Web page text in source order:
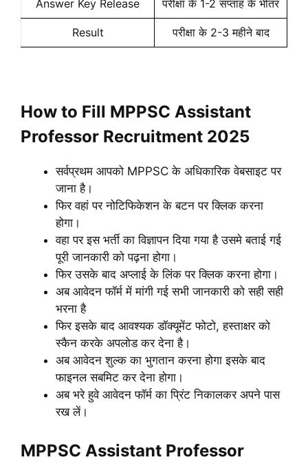
Answer Key Release परीक्षा के 1-2 सप्ताह के भीतर
Result परीक्षा के 2-3 महीने बाद
How to Fill MPPSC Assistant
Professor Recruitment 2025
सर्वप्रथम आपको MPPSC के अधिकारिक वेबसाइट पर
जाना है।
फिर वहां पर नोटिफिकेशन के बटन पर क्लिक करना
होगा।
वहा पर इस भर्ती का विज्ञापन दिया गया है उसमे बताई गई
पूरी जानकारी को पढ़ना होगा।
फिर उसके बाद अप्लाई के लिंक पर क्लिक करना होगा।
अब आवेदन फॉर्म में मांगी गई सभी जानकारी को सही सही
भरना है
फिर इसके बाद आवश्यक डॉक्यूमेंट फोटो, हस्ताक्षर को
स्कैन करके अपलोड कर देना है।
अब आवेदन शुल्क का भुगतान करना होगा इसके बाद
फाइनल सबमिट कर देना होगा।
अब भरे हुवे आवेदन फॉर्म का प्रिंट निकालकर अपने पास
रख लें।
MPPSC Assistant Professor